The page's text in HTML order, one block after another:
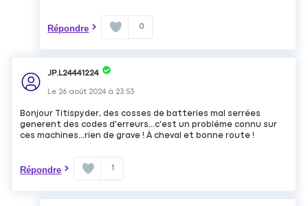
Répondre 0
JP.L24441224
Le 26 août 2024 à 23:53
Bonjour Titispyder, des cosses de batteries mal serrées
generent des codes d'erreurs...c'est un probléme connu sur
ces machines...rien de grave ! À cheval et bonne route !
Répondre 1